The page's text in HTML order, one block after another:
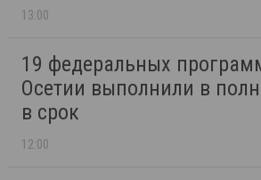
13:00
19 федеральных
Осетии выполнили в
в срок
12:00